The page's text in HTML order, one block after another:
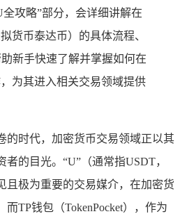
攻略”部分，会详细讲解在
货币泰达币）的具体流程、
新手快速了解并掌握如何在
为其进入相关交易领域提供
的时代，加密货币交易领域正以其
的目光。“U”（通常指USDT，
且极为重要的交易媒介，在加密货
TP钱包（TokenPocket），作为